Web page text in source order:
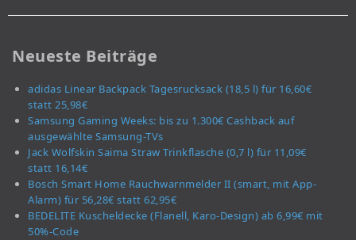
Neueste Beiträge
adidas Linear Backpack Tagesrucksack (18,5 l) für 16,60€
statt 25,98€
Samsung Gaming Weeks: bis zu 1.300€ Cashback auf
ausgewählte Samsung-TVs
Jack Wolfskin Saima Straw Trinkflasche (0,7 l) für 11,09€
statt 16,14€
Bosch Smart Home Rauchwarnmelder II (smart, mit App-
Alarm) für 56,28€ statt 62,95€
BEDELITE Kuscheldecke (Flanell, Karo-Design) ab 6,99€ mit
50%-Code